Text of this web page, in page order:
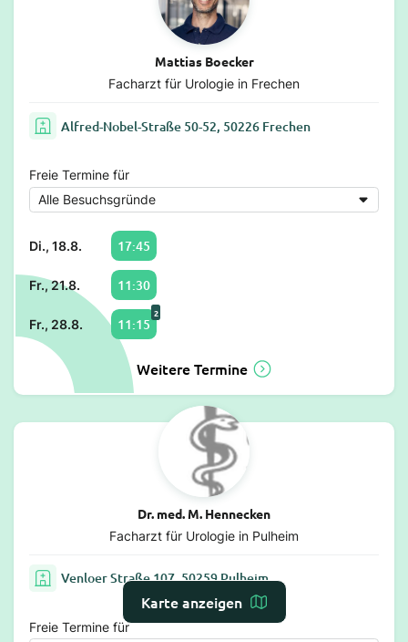
Mattias Boecker
Facharzt für Urologie in Frechen
Alfred-Nobel-Straße 50-52, 50226 Frechen
Freie Termine für
Di., 18.8. 17:45
Fr., 21.8. 11:30
Fr., 28.8. 11:15
2
Weitere Termine
Dr. med. M. Hennecken
Facharzt für Urologie in Pulheim
Venloer Straße 107, 50259 Pulheim
Freie Termine für
Karte anzeigen